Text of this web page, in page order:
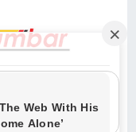
untuk Nabi.
kamu untuk Nabi dan
kepadanya." (Qs. Al